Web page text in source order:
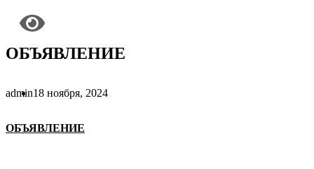
ОБЪЯВЛЕНИЕ
admin18 ноября, 2024
ОБЪЯВЛЕНИЕ